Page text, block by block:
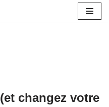
changez votre